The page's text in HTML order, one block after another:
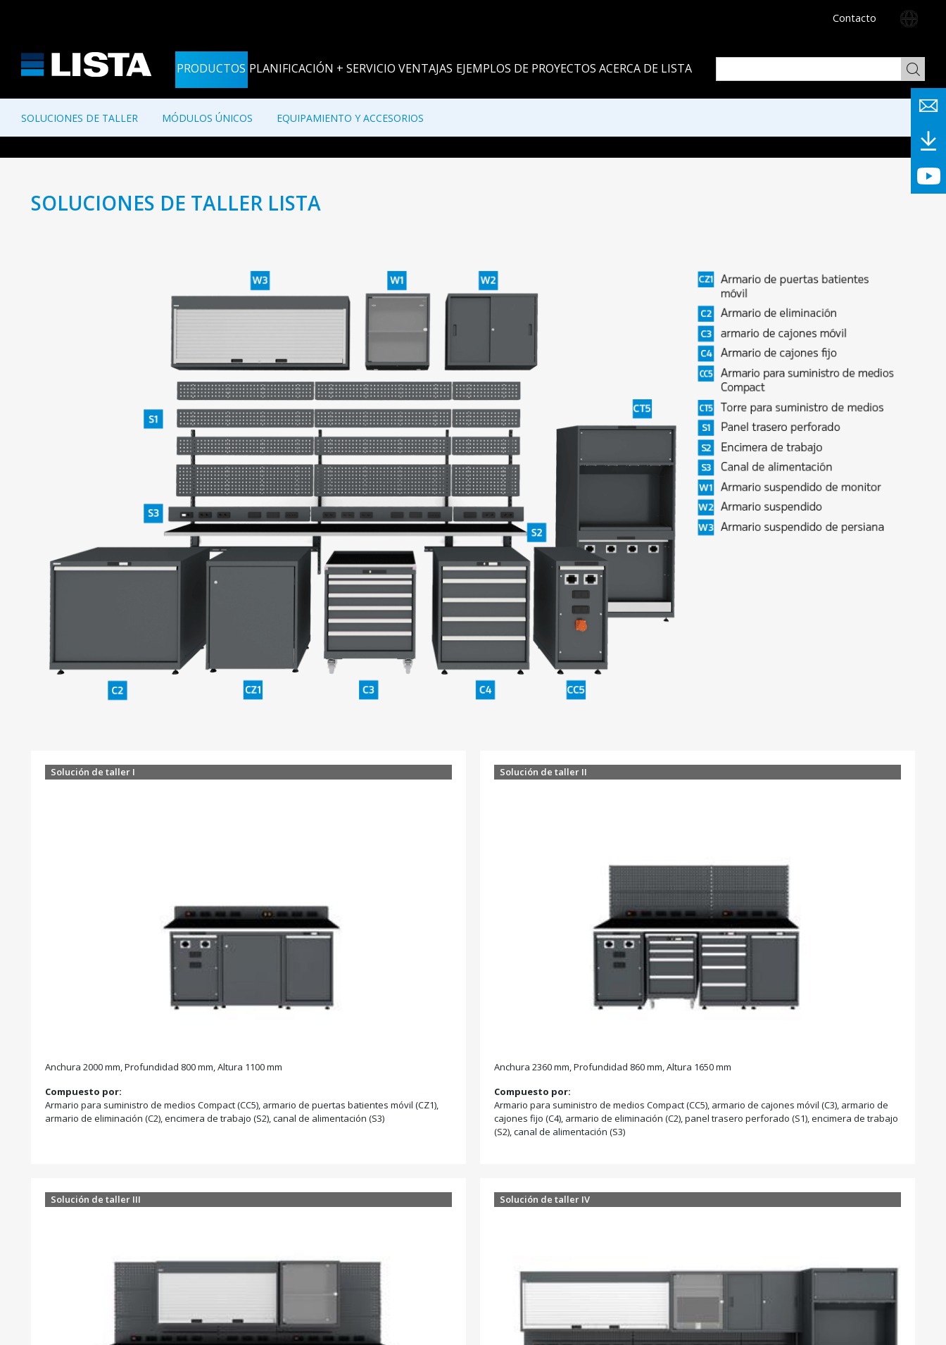
Contacto
PRODUCTOS PLANIFICACIÓN + SERVICIO VENTAJAS EJEMPLOS DE PROYECTOS ACERCA DE LISTA
SOLUCIONES DE TALLER MÓDULOS ÚNICOS EQUIPAMIENTO Y ACCESORIOS
SOLUCIONES DE TALLER LISTA
Solución de taller I
Anchura 2000 mm, Profundidad 800 mm, Altura 1100 mm
Compuesto por:
Armario para suministro de medios Compact (CC5), armario de puertas batientes móvil (CZ1),
armario de eliminación (C2), encimera de trabajo (S2), canal de alimentación (S3)
Solución de taller II
Anchura 2360 mm, Profundidad 860 mm, Altura 1650 mm
Compuesto por:
Armario para suministro de medios Compact (CC5), armario de cajones móvil (C3), armario de
cajones fijo (C4), armario de eliminación (C2), panel trasero perforado (S1), encimera de trabajo
(S2), canal de alimentación (S3)
Solución de taller III Solución de taller IV